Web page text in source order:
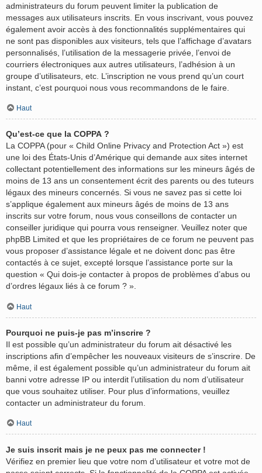
administrateurs du forum peuvent limiter la publication de
messages aux utilisateurs inscrits. En vous inscrivant, vous pouvez
également avoir accès à des fonctionnalités supplémentaires qui
ne sont pas disponibles aux visiteurs, tels que l’affichage d’avatars
personnalisés, l’utilisation de la messagerie privée, l’envoi de
courriers électroniques aux autres utilisateurs, l’adhésion à un
groupe d’utilisateurs, etc. L’inscription ne vous prend qu’un court
instant, c’est pourquoi nous vous recommandons de le faire.
Haut
Qu’est-ce que la COPPA ?
La COPPA (pour « Child Online Privacy and Protection Act ») est
une loi des États-Unis d’Amérique qui demande aux sites internet
collectant potentiellement des informations sur les mineurs âgés de
moins de 13 ans un consentement écrit des parents ou des tuteurs
légaux des mineurs concernés. Si vous ne savez pas si cette loi
s’applique également aux mineurs âgés de moins de 13 ans
inscrits sur votre forum, nous vous conseillons de contacter un
conseiller juridique qui pourra vous renseigner. Veuillez noter que
phpBB Limited et que les propriétaires de ce forum ne peuvent pas
vous proposer d’assistance légale et ne doivent donc pas être
contactés à ce sujet, excepté lorsque l’assistance porte sur la
question « Qui dois-je contacter à propos de problèmes d’abus ou
d’ordres légaux liés à ce forum ? ».
Haut
Pourquoi ne puis-je pas m’inscrire ?
Il est possible qu’un administrateur du forum ait désactivé les
inscriptions afin d’empêcher les nouveaux visiteurs de s’inscrire. De
même, il est également possible qu’un administrateur du forum ait
banni votre adresse IP ou interdit l’utilisation du nom d’utilisateur
que vous souhaitez utiliser. Pour plus d’informations, veuillez
contacter un administrateur du forum.
Haut
Je suis inscrit mais je ne peux pas me connecter !
Vérifiez en premier lieu que votre nom d’utilisateur et votre mot de